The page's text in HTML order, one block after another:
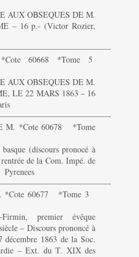
AUX OBSEQUES DE M.
– 16 p.- (Victor Rozier,
60668 *Tome 5
AUX OBSEQUES DE M.
LE 22 MARS 1863 – 16
M. *Cote 60678 *Tome
(discours pronocé à
de la Com. Impé. de
*Cote 60677 *Tome 3
premier évêque
– Discours prononcé à
décembre 1863 de la Soc.
– Ext. du T. XIX des